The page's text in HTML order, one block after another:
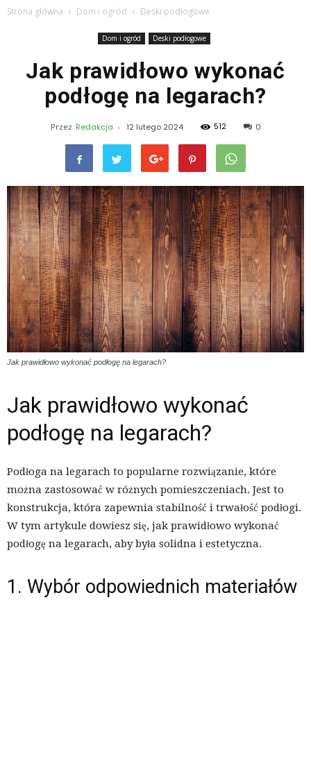
Strona główna Dom i ogród Deski podłogowe
Dom i ogród Deski podłogowe
Jak prawidłowo wykonać
podłogę na legarach?
Przez Redakcja - 12 lutego 2024 512 0
Jak prawidłowo wykonać podłogę na legarach?
Jak prawidłowo wykonać
podłogę na legarach?
Podłoga na legarach to popularne rozwiązanie, które
można zastosować w różnych pomieszczeniach. Jest to
konstrukcja, która zapewnia stabilność i trwałość podłogi.
W tym artykule dowiesz się, jak prawidłowo wykonać
podłogę na legarach, aby była solidna i estetyczna.
1. Wybór odpowiednich materiałów